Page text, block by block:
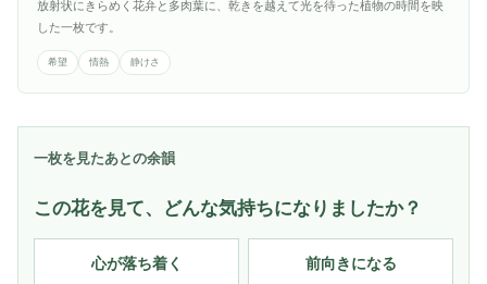
放射状にきらめく花弁と多肉葉に、乾きを越えて光を待った植物の時間を映
した一枚です。
希望 情熱 静けさ
一枚を見たあとの余韻
この花を見て、どんな気持ちになりましたか？
心が落ち着く 前向きになる